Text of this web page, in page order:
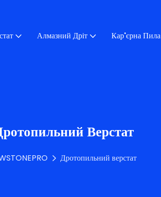
Алмазний Дріт Кар'єрна Пила
Верстат
Дротопильний верстат